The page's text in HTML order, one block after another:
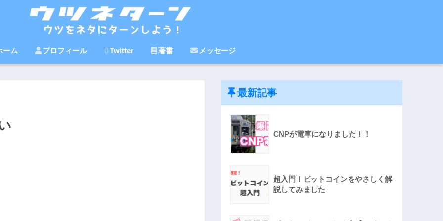
ーム プロフィール Twitter 著書 メッセージ
最新記事
CNPが電車になりました！！
超入門！ビットコインをやさしく解
説してみました